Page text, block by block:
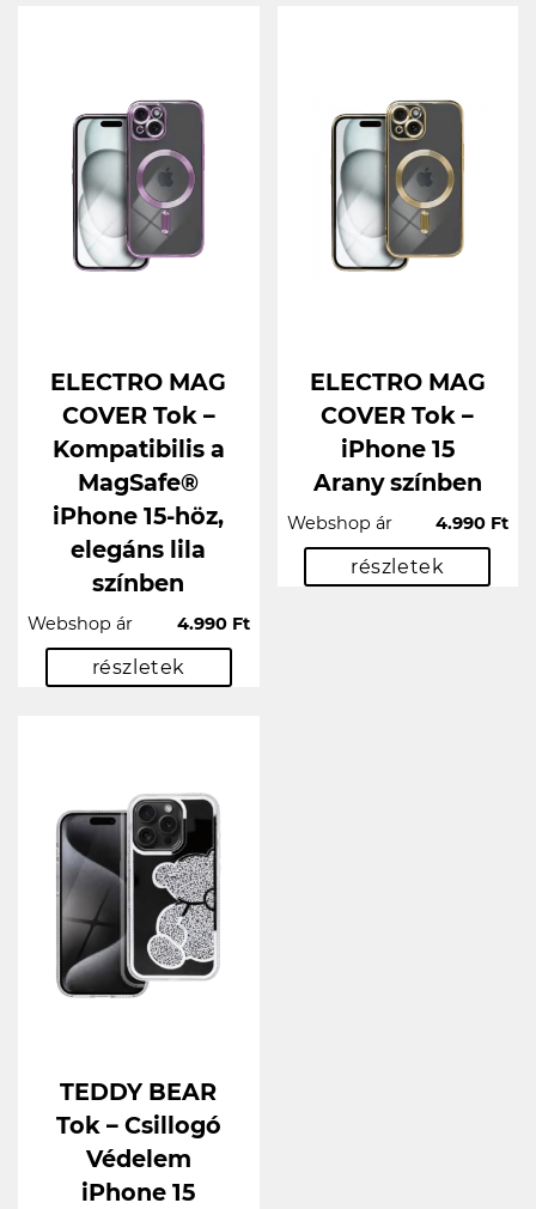
ELECTRO MAG
COVER Tok –
Kompatibilis a
MagSafe®
iPhone 15-höz,
elegáns lila
színben
Webshop ár 4.990 Ft
részletek
ELECTRO MAG
COVER Tok –
iPhone 15
Arany színben
Webshop ár 4.990 Ft
részletek
TEDDY BEAR
Tok – Csillogó
Védelem
iPhone 15